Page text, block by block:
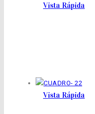
Vista Rápida
Vista Rápida